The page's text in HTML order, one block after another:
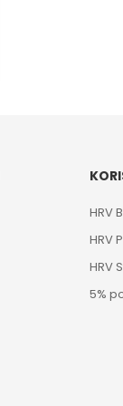
HRV
HRV
HRV
5%